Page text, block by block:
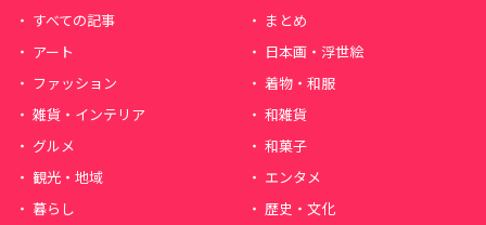
すべての記事
まとめ
アート
日本画・浮世絵
ファッション
着物・和服
雑貨・インテリア
和雑貨
グルメ
和菓子
観光・地域
エンタメ
暮らし
歴史・文化